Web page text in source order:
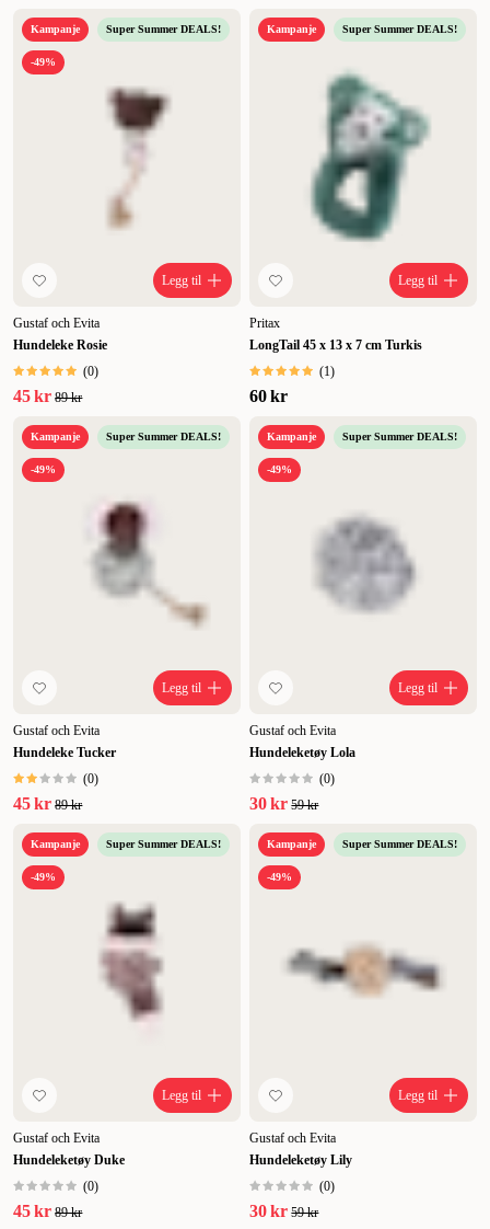
Kampanje Super Summer DEALS!
-49%
Legg til
Gustaf och Evita
Hundeleke Rosie
(0)
45 kr 89 kr
Kampanje Super Summer DEALS!
Legg til
Pritax
LongTail 45 x 13 x 7 cm Turkis
(1)
60 kr
Kampanje Super Summer DEALS!
-49%
Legg til
Gustaf och Evita
Hundeleke Tucker
(0)
45 kr 89 kr
Kampanje Super Summer DEALS!
-49%
Legg til
Gustaf och Evita
Hundeleketøy Lola
(0)
30 kr 59 kr
Kampanje Super Summer DEALS!
-49%
Legg til
Gustaf och Evita
Hundeleketøy Duke
(0)
45 kr 89 kr
Kampanje Super Summer DEALS!
-49%
Legg til
Gustaf och Evita
Hundeleketøy Lily
(0)
30 kr 59 kr